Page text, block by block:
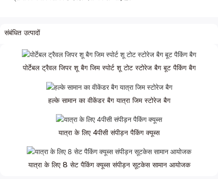
संबंधित उत्पादों
पोर्टेबल ट्रैवल जिपर शू बैग जिम स्पोर्ट शू टोट स्टोरेज बैग बूट पैकिंग बैग
हल्के सामान का वीकेंडर बैग यात्रा जिम स्टोरेज बैग
यात्रा के लिए 4पीसी संपीड़न पैकिंग क्यूब्स
यात्रा के लिए 8 सेट पैकिंग क्यूब्स संपीड़न सूटकेस सामान आयोजक